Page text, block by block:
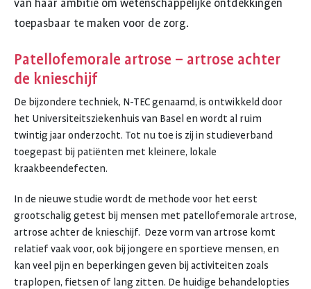
van haar ambitie om wetenschappelijke ontdekkingen
toepasbaar te maken voor de zorg.
Patellofemorale artrose – artrose achter
de knieschijf
De bijzondere techniek, N-TEC genaamd, is ontwikkeld door
het Universiteitsziekenhuis van Basel en wordt al ruim
twintig jaar onderzocht. Tot nu toe is zij in studieverband
toegepast bij patiënten met kleinere, lokale
kraakbeendefecten.
In de nieuwe studie wordt de methode voor het eerst
grootschalig getest bij mensen met patellofemorale artrose,
artrose achter de knieschijf. Deze vorm van artrose komt
relatief vaak voor, ook bij jongere en sportieve mensen, en
kan veel pijn en beperkingen geven bij activiteiten zoals
traplopen, fietsen of lang zitten. De huidige behandelopties